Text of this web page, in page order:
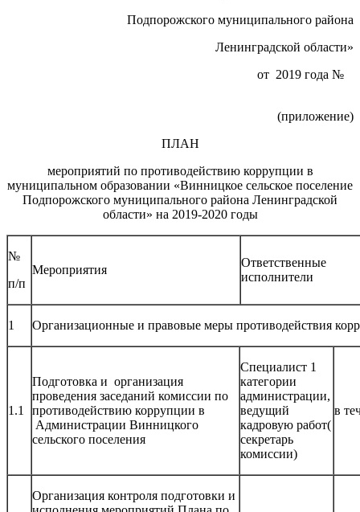
Подпорожского муниципального района
Ленинградской области»
от 2019 года №
(приложение)
ПЛАН
мероприятий по противодействию коррупции в
муниципальном образовании «Винницкое сельское поселение
Подпорожского муниципального района Ленинградской
области» на 2019-2020 годы
№
п/п
Мероприятия
Ответственные
исполнители
1 Организационные и правовые меры противодействия
1.1
Подготовка и организация
проведения заседаний комиссии по
противодействию коррупции в
Администрации Винницкого
сельского поселения
Специалист 1
категории
администрации,
ведущий
кадровую работ(
секретарь
комиссии)
в
Организация контроля подготовки и